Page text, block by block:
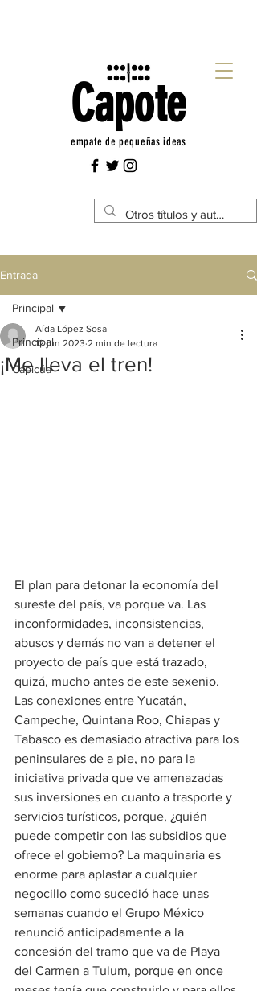
Capote
empate de pequeñas ideas
Entrada
Principal
Capicúa
Principal
¡Me lleva el tren!
Aída López Sosa
12 jun 2023 2 min de lectura
El plan para detonar la economía del
sureste del país, va porque va. Las
inconformidades, inconsistencias,
abusos y demás no van a detener el
proyecto de país que está trazado,
quizá, mucho antes de este sexenio.
Las conexiones entre Yucatán,
Campeche, Quintana Roo, Chiapas y
Tabasco es demasiado atractiva para los
peninsulares de a pie, no para la
iniciativa privada que ve amenazadas
sus inversiones en cuanto a trasporte y
servicios turísticos, porque, ¿quién
puede competir con las subsidios que
ofrece el gobierno? La maquinaria es
enorme para aplastar a cualquier
negocillo como sucedió hace unas
semanas cuando el Grupo México
renunció anticipadamente a la
concesión del tramo que va de Playa
del Carmen a Tulum, porque en once